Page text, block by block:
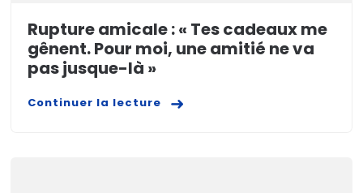
Rupture amicale : « Tes cadeaux me
gênent. Pour moi, une amitié ne va
pas jusque-là »
Continuer la lecture